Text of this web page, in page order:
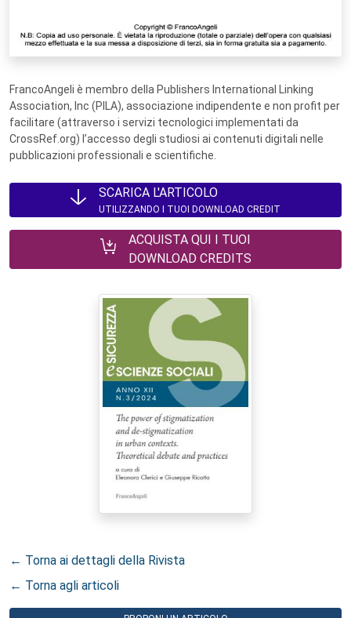
FrancoAngeli è membro della Publishers International Linking
Association, Inc (PILA), associazione indipendente e non profit per
facilitare (attraverso i servizi tecnologici implementati da
CrossRef.org) l’accesso degli studiosi ai contenuti digitali nelle
pubblicazioni professionali e scientifiche.
SCARICA L'ARTICOLO
UTILIZZANDO I TUOI DOWNLOAD CREDIT
ACQUISTA QUI I TUOI
DOWNLOAD CREDITS
← Torna ai dettagli della Rivista
← Torna agli articoli